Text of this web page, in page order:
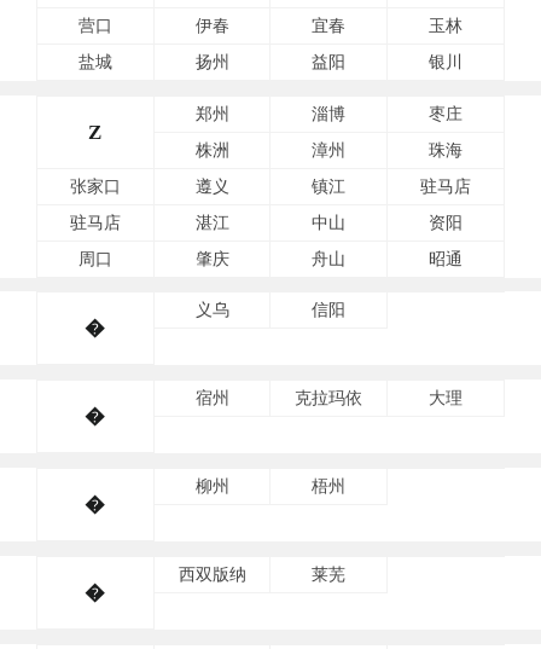
营口
伊春 宜春
玉林
盐城
扬州 益阳 银川
Z
郑州 淄博
枣庄
株洲
漳州
珠海
张家口
遵义 镇江
驻马店
驻马店
湛江 中山
资阳
周口
肇庆 舟山 昭通
�
义乌 信阳
�
宿州 克拉玛依 大理
�
柳州 梧州
�
西双版纳 莱芜